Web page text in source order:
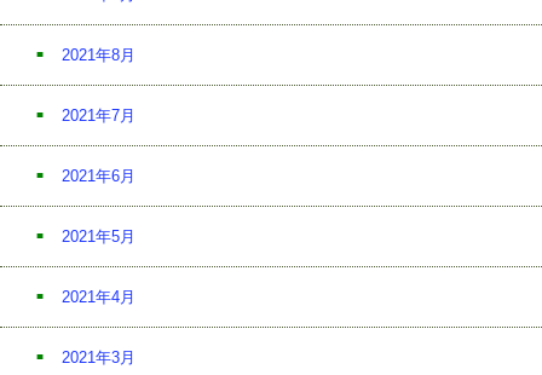
2021年8月
2021年7月
2021年6月
2021年5月
2021年4月
2021年3月